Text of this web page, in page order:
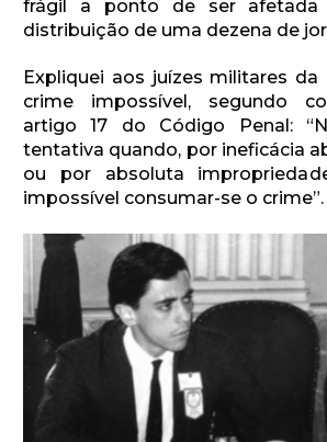
frágil a ponto de ser afetada
distribuição de uma dezena de
Expliquei aos juízes militares
crime impossível, segundo
artigo 17 do Código Penal:
tentativa quando, por ineficácia
ou por absoluta
impossível consumar-se o crime”.